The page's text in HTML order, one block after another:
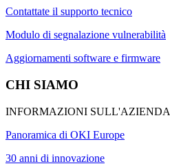
Contattate il supporto tecnico
Modulo di segnalazione vulnerabilità
Aggiornamenti software e firmware
CHI SIAMO
INFORMAZIONI SULL'AZIENDA
Panoramica di OKI Europe
30 anni di innovazione